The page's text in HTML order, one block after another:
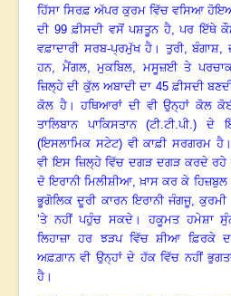
ਹਿੱਸਾ ਸਿਰਫ਼ ਅੱਪਰ ਕੁਰਮ ਵਿੱਚ ਵਸਿਆ
ਦੀ 99 ਫ਼ੀਸਦੀ ਵਸੋਂ ਪਸ਼ਤੂਨ ਹੈ, ਪਰ ਇੱਥੇ
ਵਫ਼ਾਦਾਰੀ ਸਰਬ-ਪ੍ਰਮੁੱਖ ਹੈ । ਤੁਰੀ, ਬੰਗਾਸ਼,
ਹਨ, ਮੈਂਗਲ, ਮੁਕਬਿਲ, ਮਸੂਜ਼ਈ ਤੇ
ਜ਼ਿਲ੍ਹੇ ਦੀ ਕੁੱਲ ਅਬਾਦੀ ਦਾ 45 ਫ਼ੀਸਦੀ
ਕੋਲ ਹੈ।ਹਥਿਆਰਾਂ ਦੀ ਵੀ ਉਨ੍ਹਾਂ ਕੋਲ
ਤਾਲਿਬਾਨ ਪਾਕਿਸਤਾਨ
(ਇਸਲਾਮਿਕ ਸਟੇਟ) ਵੀ ਕਾਫ਼ੀ ਸਰਗਰਮ ਹੈ।
ਵੀ ਇਸ ਜ਼ਿਲ੍ਹੇ ਵਿੱਚ ਦਗੜ ਦਗੜ ਕਰਦੇ ਰਹੇ
ਦੋ ਇਰਾਨੀ ਮਿਲੀਸ਼ੀਆ, ਖ਼ਾਸ ਕਰ ਕੇ ਹਿਜ਼ਬੁਲ
ਭੂਗੋਲਿਕ ਦੂਰੀ ਕਾਰਨ ਇਰਾਨੀ ਜੰਗਜੂ,
’ਤੇ ਨਹੀਂ ਪਹੁੰਚ ਸਕਦੇ । ਹਕੂਮਤ ਹਮੇਸ਼ਾ
ਲਿਹਾਜ਼ਾ ਹਰ ਝੜਪ ਵਿੱਚ ਸ਼ੀਆ ਫ਼ਿਰਕੇ
ਅਫ਼ਗ਼ਾਨ ਵੀ ਉਨ੍ਹਾਂ ਦੇ ਹੱਕ ਵਿੱਚ ਨਹੀਂ
ਹੈ ।